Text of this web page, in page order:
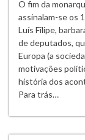
O fim da
assinalam-se os
Luís Filipe,
de deputados,
Europa (a
motivações
história dos
Para trás…